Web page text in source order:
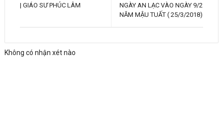
NGÀY AN LẠC VÀO NGÀY 9/2
NĂM MẬU TUẤT ( 25/3/2018)
| GIÁO SƯ PHÚC LÂM
Không có nhận xét nào